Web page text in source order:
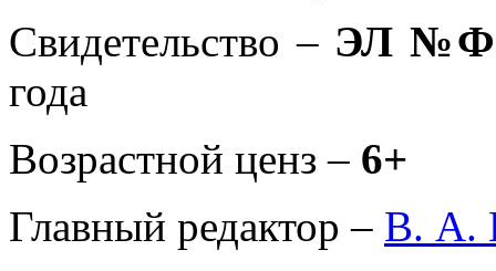
Свидетельство – ЭЛ
года
Возрастной ценз – 6+
Главный редактор – В. А.